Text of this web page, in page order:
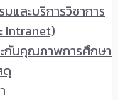
และบริการวิชาการ
Intranet)
กันคุณภาพการศึกษา
ดุ